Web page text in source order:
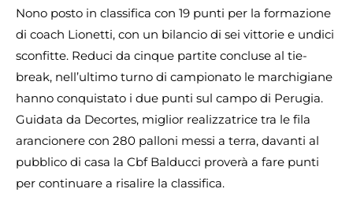
Nono posto in classifica con 19 punti per la formazione
di coach Lionetti, con un bilancio di sei vittorie e undici
sconfitte. Reduci da cinque partite concluse al tie-
break, nell’ultimo turno di campionato le marchigiane
hanno conquistato i due punti sul campo di Perugia.
Guidata da Decortes, miglior realizzatrice tra le fila
arancionere con 280 palloni messi a terra, davanti al
pubblico di casa la Cbf Balducci proverà a fare punti
per continuare a risalire la classifica.